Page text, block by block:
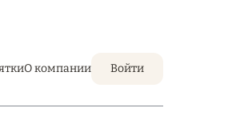
О компании Войти